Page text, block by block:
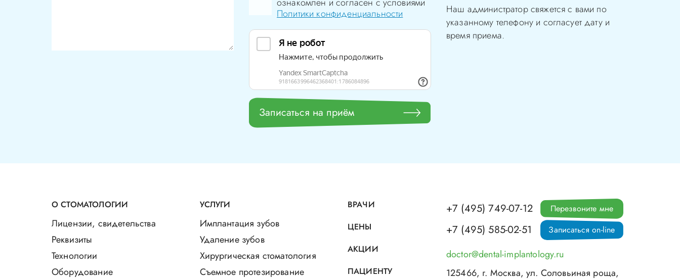
ознакомлен и согласен с условиями
Политики конфиденциальности
Записаться на приём
Наш администратор свяжется с вами по
указанному телефону и согласует дату и
время приема.
О СТОМАТОЛОГИИ
Лицензии, свидетельства
Реквизиты
Технологии
Оборудование
УСЛУГИ
Имплантация зубов
Удаление зубов
Хирургическая стоматология
Съемное протезирование
ВРАЧИ
ЦЕНЫ
АКЦИИ
ПАЦИЕНТУ
+7 (495) 749-07-12
+7 (495) 585-02-51
Перезвоните мне
Записаться on-line
doctor@dental-implantology.ru
125466, г. Москва,ул. Соловьиная роща,